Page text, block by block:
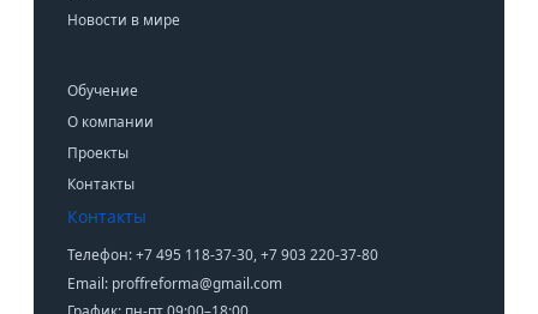
Новости в мире
Обучение
О компании
Проекты
Контакты
Контакты
Телефон: +7 495 118-37-30, +7 903 220-37-80
Email: proffreforma@gmail.com